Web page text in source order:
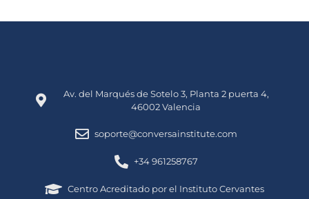
Av. del Marqués de Sotelo 3, Planta 2 puerta 4,
46002 Valencia
soporte@conversainstitute.com
+34 961258767
Centro Acreditado por el Instituto Cervantes